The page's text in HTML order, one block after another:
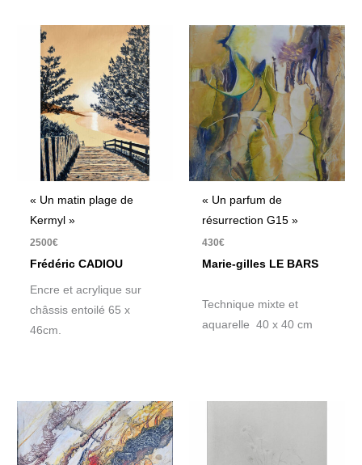
« Un matin plage de
Kermyl »
2500€
Frédéric CADIOU
Encre et acrylique sur
châssis entoilé 65 x
46cm.
« Un parfum de
résurrection G15 »
430€
Marie-gilles LE BARS
Technique mixte et
aquarelle 40 x 40 cm